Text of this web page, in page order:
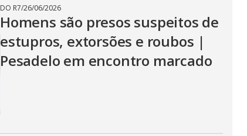
DO R7/26/06/2026
Homens são presos suspeitos de
estupros, extorsões e roubos |
Pesadelo em encontro marcado